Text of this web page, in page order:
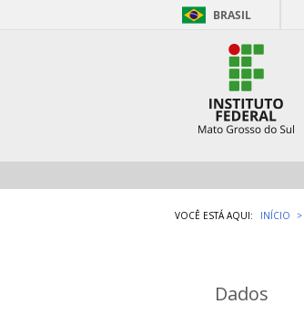
BRASIL
VOCÊ ESTÁ AQUI: INÍCIO
Dados